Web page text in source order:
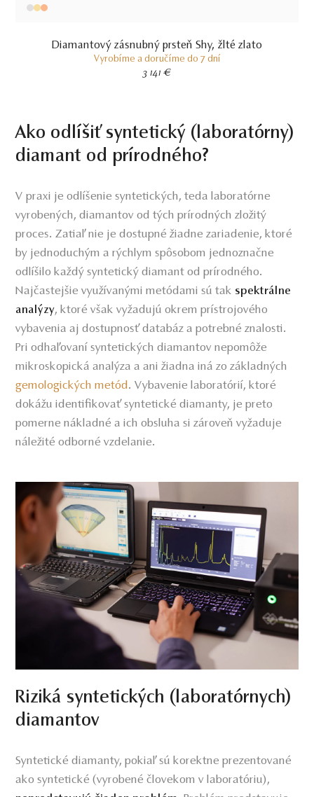
Diamantový zásnubný prsteň Shy, žlté zlato
Vyrobíme a doručíme do 7 dní
3 141 €
Ako odlíšiť syntetický (laboratórny)
diamant od prírodného?
V praxi je odlíšenie syntetických, teda laboratórne
vyrobených, diamantov od tých prírodných zložitý
proces. Zatiaľ nie je dostupné žiadne zariadenie, ktoré
by jednoduchým a rýchlym spôsobom jednoznačne
odlíšilo každý syntetický diamant od prírodného.
Najčastejšie využívanými metódami sú tak spektrálne
analýzy, ktoré však vyžadujú okrem prístrojového
vybavenia aj dostupnosť databáz a potrebné znalosti.
Pri odhaľovaní syntetických diamantov nepomôže
mikroskopická analýza a ani žiadna iná zo základných
gemologických metód. Vybavenie laboratórií, ktoré
dokážu identifikovať syntetické diamanty, je preto
pomerne nákladné a ich obsluha si zároveň vyžaduje
náležité odborné vzdelanie.
Riziká syntetických (laboratórnych)
diamantov
Syntetické diamanty, pokiaľ sú korektne prezentované
ako syntetické (vyrobené človekom v laboratóriu),